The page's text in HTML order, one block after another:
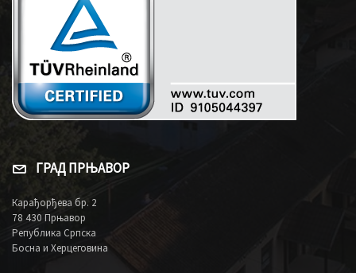
ГРАД ПРЊАВОР
Карађорђева бр. 2
78 430 Прњавор
Република Српска
Босна и Херцеговина